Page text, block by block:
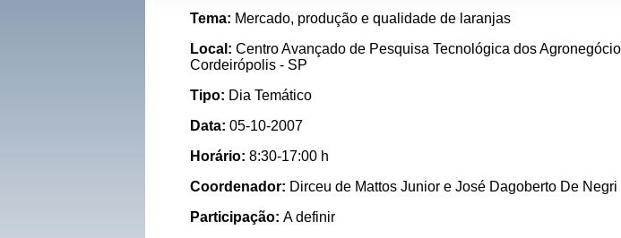
Tema: Mercado, produção e qualidade de laranjas
Local: Centro Avançado de Pesquisa Tecnológica dos
Cordeirópolis - SP
Tipo: Dia Temático
Data: 05-10-2007
Horário: 8:30-17:00 h
Coordenador: Dirceu de Mattos Junior e José Dagoberto De Negri
Participação: A definir